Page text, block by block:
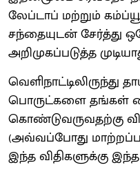
லேப்டாப் மற்றும்
சந்தையுடன் சேர்த்து
அறிமுகப்படுத்த
வெளிநாட்டிலிருந்து
பொருட்களை தங்கள்
கொண்டுவருவதற்கு
(அவ்வப்போது
இந்த விதிகளுக்கு